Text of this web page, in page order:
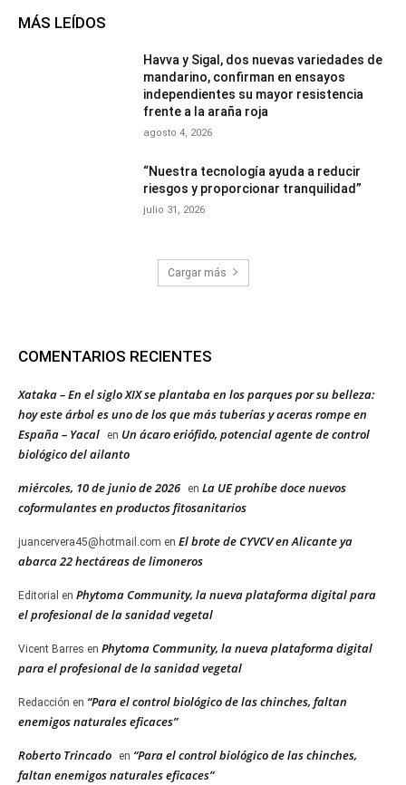
MÁS LEÍDOS
Havva y Sigal, dos nuevas variedades de
mandarino, confirman en ensayos
independientes su mayor resistencia
frente a la araña roja
agosto 4, 2026
“Nuestra tecnología ayuda a reducir
riesgos y proporcionar tranquilidad”
julio 31, 2026
Cargar más
COMENTARIOS RECIENTES
Xataka – En el siglo XIX se plantaba en los parques por su belleza:
hoy este árbol es uno de los que más tuberías y aceras rompe en
España – Yacal
en Un ácaro eriófido, potencial agente de control
biológico del ailanto
miércoles, 10 de junio de 2026 en La UE prohíbe doce nuevos
coformulantes en productos fitosanitarios
juancervera45@hotmail.com en El brote de CYVCV en Alicante ya
abarca 22 hectáreas de limoneros
Editorial en Phytoma Community, la nueva plataforma digital para
el profesional de la sanidad vegetal
Vicent Barres en Phytoma Community, la nueva plataforma digital
para el profesional de la sanidad vegetal
Redacción en “Para el control biológico de las chinches, faltan
enemigos naturales eficaces”
Roberto Trincado en “Para el control biológico de las chinches,
faltan enemigos naturales eficaces”